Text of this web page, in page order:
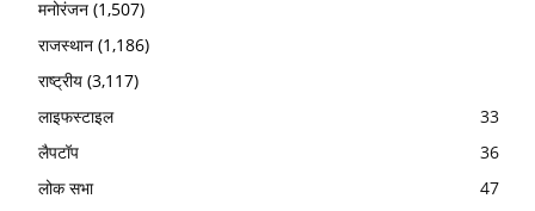
मनोरंजन (1,507)
राजस्थान (1,186)
राष्ट्रीय (3,117)
लाइफस्टाइल
33
लैपटॉप
36
लोक सभा
47